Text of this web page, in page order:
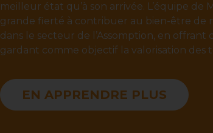
meilleur état qu’à son arrivée. L’équipe de
grande fierté à contribuer au bien-être de
dans le secteur de l’Assomption, en
gardant comme objectif la valorisation des
EN APPRENDRE PLUS